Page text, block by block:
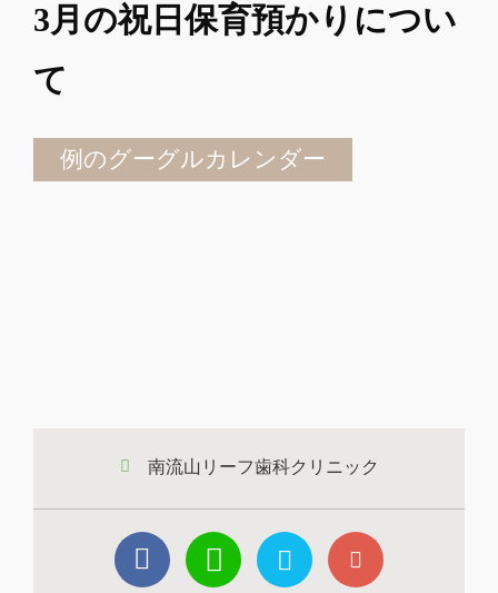
3月の祝日保育預かりについ
て
例のグーグルカレンダー
南流山リーフ歯科クリニック